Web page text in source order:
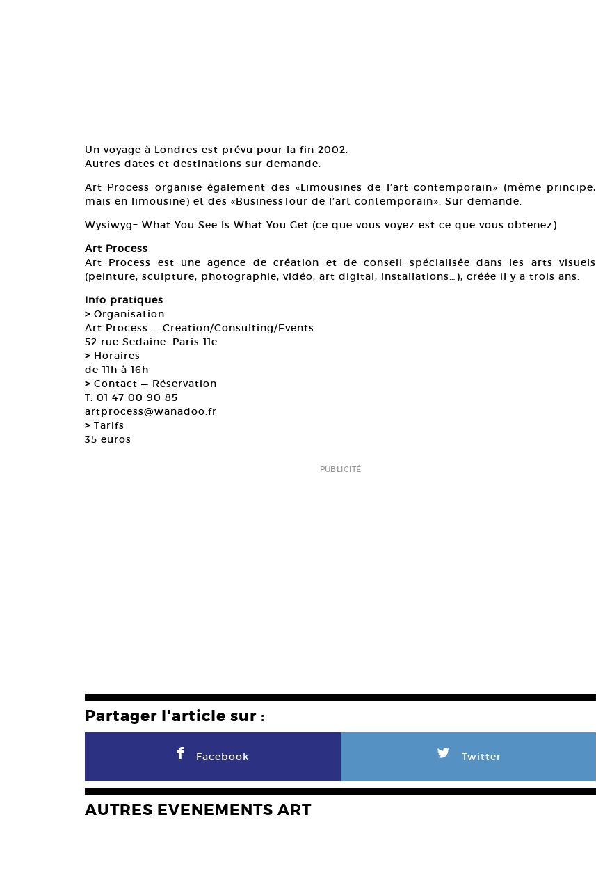
Un voyage à Londres est prévu pour la fin 2002.
Autres dates et destinations sur demande.
Art Process organise également des «Limousines de l’art contemporain» (même principe,
mais en limousine) et des «BusinessTour de l’art contemporain». Sur demande.
Wysiwyg= What You See Is What You Get (ce que vous voyez est ce que vous obtenez)
Art Process
Art Process est une agence de création et de conseil spécialisée dans les arts visuels
(peinture, sculpture, photographie, vidéo, art digital, installations…), créée il y a trois ans.
Info pratiques
> Organisation
Art Process — Creation/Consulting/Events
52 rue Sedaine. Paris 11e
> Horaires
de 11h à 16h
> Contact — Réservation
T. 01 47 00 90 85
artprocess@wanadoo.fr
> Tarifs
35 euros
PUBLICITÉ
Partager l'article sur :
F Facebook L Twitter
AUTRES EVENEMENTS ART